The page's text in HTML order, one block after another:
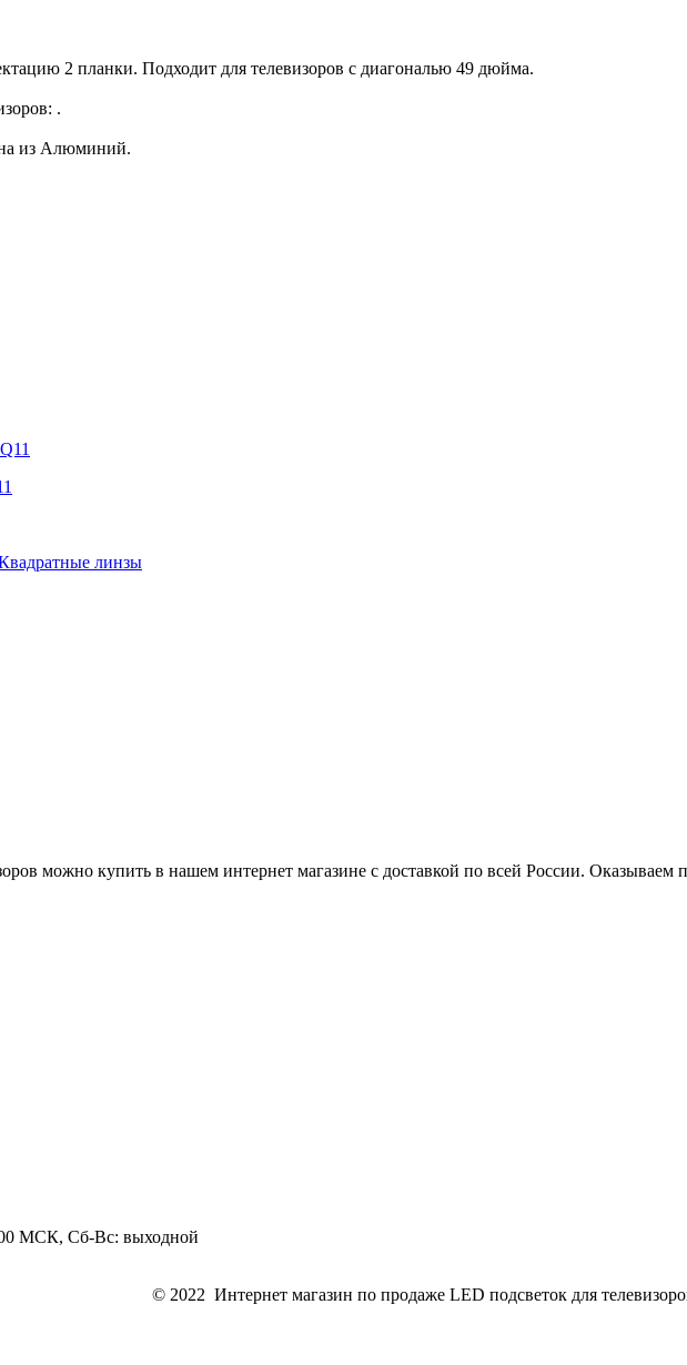
2 планки. Подходит для телевизоров с диагональю 49 дюйма.
.
из Алюминий.
линзы
можно купить в нашем интернет магазине с доставкой по всей России.
МСК, Сб-Вс: выходной
© 2022 Интернет магазин по продаже LED подсветок для